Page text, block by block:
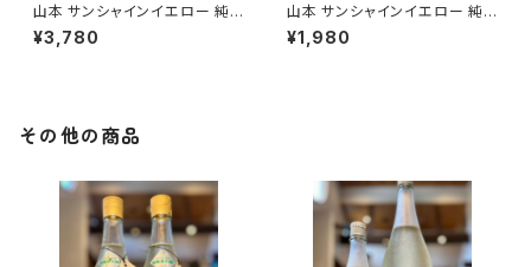
山本 サンシャインイエロー 純
米吟醸 1800ml１本（山本酒造・
秋田県山本郡八峰町）
¥3,780
山本 サンシャインイエロー 純
米吟醸 720ml１本（山本酒造・
秋田県山本郡八峰町）
¥1,980
その他の商品